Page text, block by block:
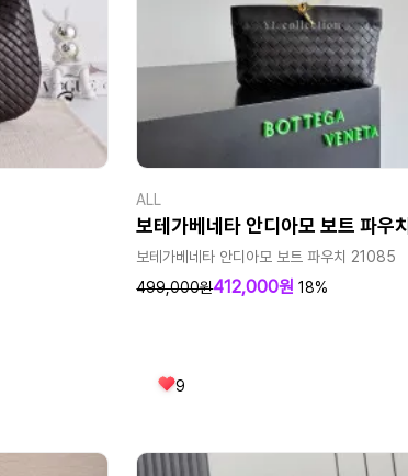
ALL
보테가베네타 안디아모 보트 파우치
보테가베네타 안디아모 보트 파우치 21085
499,000원412,000원 18%
9